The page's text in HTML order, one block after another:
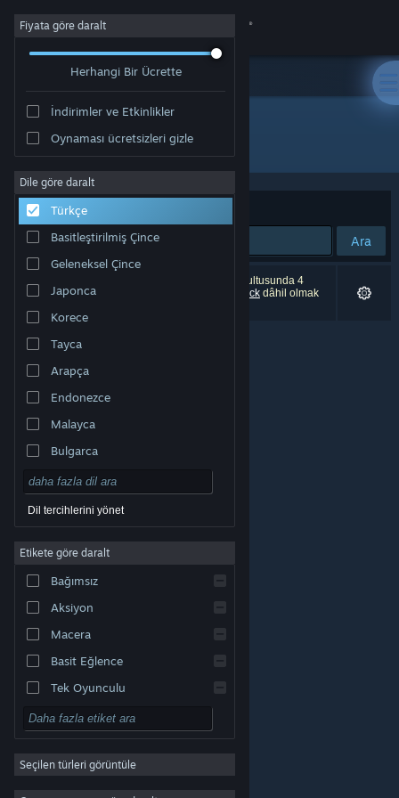
Giriş yap
Hakkında
Destek
Dili değiştir
Steam mobil uygulamasını yükle
Masaüstü internet sitesini görüntüle
© Valve Corporation. Tüm hakları saklıdır. Tüm ticari
markalar, ABD ve diğer ülkelerde ilgili sahiplerinin
mülkiyetindedir.Gizlilik Politikası|Yasal Bilgi|
Erişilebilirlik|Steam Abonelik Sözleşmesi
Çerezler
Fiyata göre daralt
Herhangi Bir Ücrette
İndirimler ve Etkinlikler
Oynaması ücretsizleri gizle
Dile göre daralt
Türkçe
Basitleştirilmiş Çince
Geleneksel Çince
Japonca
Korece
Tayca
Arapça
Endonezce
Malayca
Bulgarca
Çekçe
Danca
Almanca
İngilizce
Kastilya İspanyolcası
Latin Amerika İspanyolcası
Dil tercihlerini yönet
Etikete göre daralt
Bağımsız
Aksiyon
Macera
Basit Eğlence
Tek Oyunculu
Simülasyon
RYO
Strateji
2D
Seçilen türleri görüntüle
"Sid Meier's Alpha Centauri"
Sırala Uygunluk
Ara
0 sonuç aramanızla eşleşiyor. Tercihleriniz doğrultusunda 4
ürün (
Sid Meier's Alpha Centauri™ Planetary Packdâhil olmak